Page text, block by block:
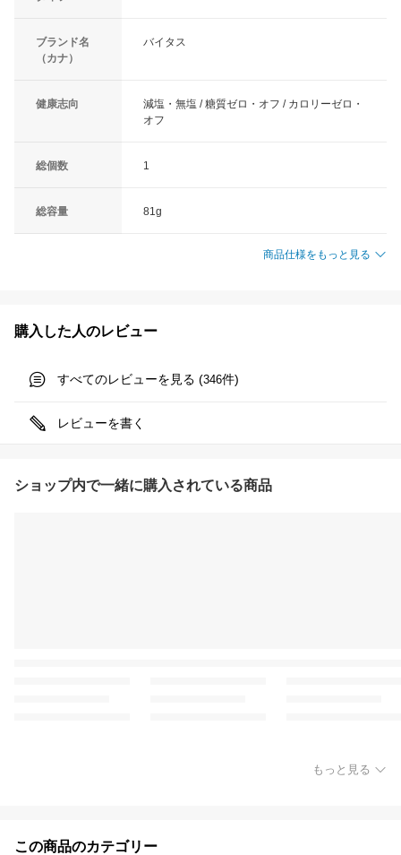
ブランド名
（カナ）
バイタス
健康志向
減塩・無塩 / 糖質ゼロ・オフ / カロリーゼロ・
オフ
総個数 1
総容量 81g
商品仕様をもっと見る
購入した人のレビュー
すべてのレビューを見る (346件)
レビューを書く
ショップ内で一緒に購入されている商品
もっと見る
この商品のカテゴリー